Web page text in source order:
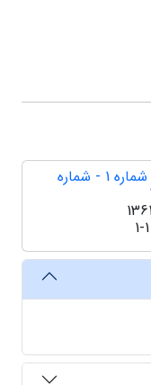
دوره 1، شماره 1 - شماره
1-1